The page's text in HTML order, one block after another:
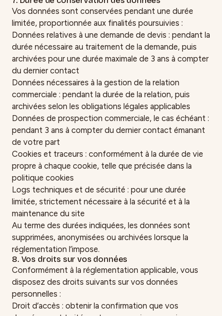
Vos données sont conservées pendant une durée
limitée, proportionnée aux finalités poursuivies :
Données relatives à une demande de devis : pendant la
durée nécessaire au traitement de la demande, puis
archivées pour une durée maximale de 3 ans à compter
du dernier contact
Données nécessaires à la gestion de la relation
commerciale : pendant la durée de la relation, puis
archivées selon les obligations légales applicables
Données de prospection commerciale, le cas échéant :
pendant 3 ans à compter du dernier contact émanant
de votre part
Cookies et traceurs : conformément à la durée de vie
propre à chaque cookie, telle que précisée dans la
politique cookies
Logs techniques et de sécurité : pour une durée
limitée, strictement nécessaire à la sécurité et à la
maintenance du site
Au terme des durées indiquées, les données sont
supprimées, anonymisées ou archivées lorsque la
réglementation l’impose.
8. Vos droits sur vos données
Conformément à la réglementation applicable, vous
disposez des droits suivants sur vos données
personnelles :
Droit d’accès : obtenir la confirmation que vos